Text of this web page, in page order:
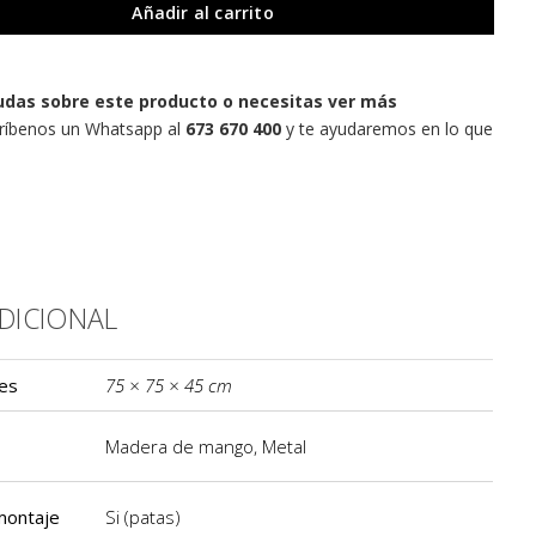
Añadir al carrito
sobre este producto o necesitas ver más
un Whatsapp al 673 670 400 y te ayudaremos en lo que
adicional
75 × 75 × 45 cm
Madera de mango, Metal
Si (patas)